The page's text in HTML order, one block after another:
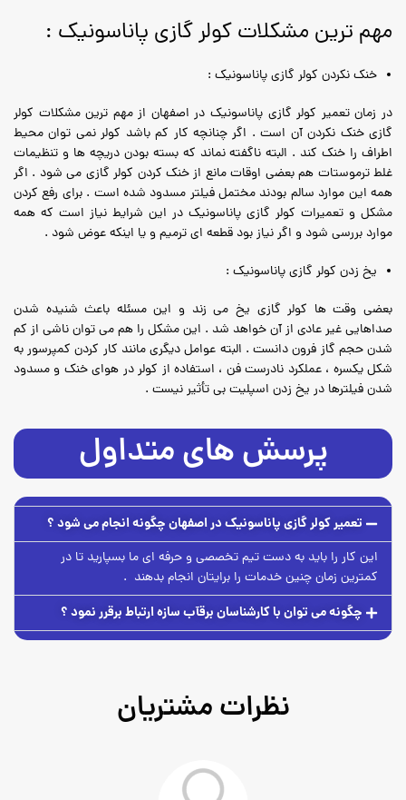
مهم ترین مشکلات کولر گازی پاناسونیک :
خنک نکردن کولر گازی پاناسونیک :
در زمان تعمیر کولر گازی پاناسونیک در اصفهان از مهم ترین مشکلات کولر
گازی خنک نکردن آن است . اگر چنانچه کار کم باشد کولر نمی توان محیط
اطراف را خنک کند . البته ناگفته نماند که بسته بودن دریچه ها و تنظیمات
غلط ترموستات هم بعضی اوقات مانع از خنک کردن کولر گازی می شود . اگر
همه این موارد سالم بودند مختمل فیلتر مسدود شده است . برای رفع کردن
مشکل و تعمیرات کولر گازی پاناسونیک در این شرایط نیاز است که همه
موارد بررسی شود و اگر نیاز بود قطعه ای ترمیم و یا اینکه عوض شود .
یخ زدن کولر گازی پاناسونیک :
بعضی وقت ها کولر گازی یخ می زند و این مسئله باعث شنیده شدن
صداهایی غیر عادی از آن خواهد شد . این مشکل را هم می توان ناشی از کم
شدن حجم گاز فرون دانست . البته عوامل دیگری مانند کار کردن کمپرسور به
شکل یکسره ، عملکرد نادرست فن ، استفاده از کولر در هوای خنک و مسدود
شدن فیلترها در یخ زدن اسپلیت بی تأثیر نیست .
پرسش های متداول
تعمیر کولر گازی پاناسونیک در اصفهان چگونه انجام می شود ؟
این کار را باید به دست تیم تخصصی و حرفه ای ما بسپارید تا در
کمترین زمان چنین خدمات را برایتان انجام بدهند .
چگونه می توان با کارشناسان برقآب سازه ارتباط برقرر نمود ؟
نظرات مشتریان